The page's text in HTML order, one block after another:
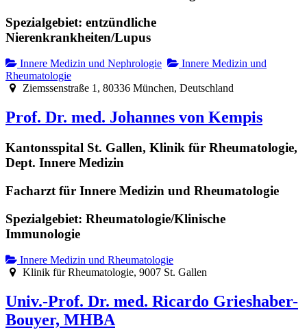
Spezialgebiet: entzündliche
Nierenkrankheiten/Lupus
Innere Medizin und Nephrologie
Innere Medizin und
Rheumatologie
Ziemssenstraße 1, 80336 München, Deutschland
Prof. Dr. med. Johannes von Kempis
Kantonsspital St. Gallen, Klinik für Rheumatologie,
Dept. Innere Medizin
Facharzt für Innere Medizin und Rheumatologie
Spezialgebiet: Rheumatologie/Klinische
Immunologie
Innere Medizin und Rheumatologie
Klinik für Rheumatologie, 9007 St. Gallen
Univ.-Prof. Dr. med. Ricardo Grieshaber-
Bouyer, MHBA